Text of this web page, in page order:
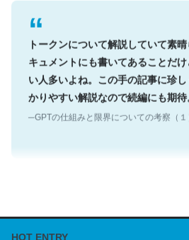
トークンについて解説していて素
キュメントにも書いてあることだけ
い人多いよね。この手の記事に珍
かりやすい解説なので続編にも期待
─GPTの仕組みと限界についての考察（
説してる記事が少ないので貴重な良
https://
HOT ENTRY